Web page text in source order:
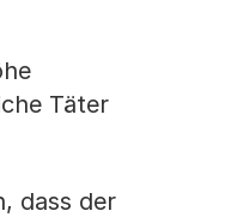
Täter
dass der